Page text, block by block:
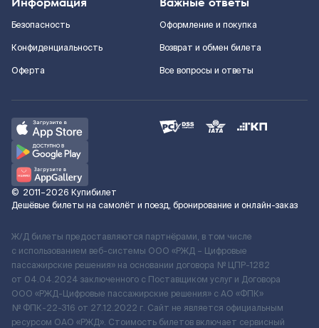
Безопасность
Конфиденциальность
Оферта
Оформление и покупка
Возврат и обмен билета
Все вопросы и ответы
© 2011–2026 Купибилет
Дешёвые билеты на самолёт и поезд, бронирование и онлайн-заказ
Ж/Д билеты предоставляются партнёрами, в том числе
с использованием веб-системы ООО «РЖД – Цифровые
пассажирские решения» на основании договора № ЦПР-1282
от 04.04.2024 заключенного с Поставщиком услуг и Договора
ООО «РЖД-Цифровые пассажирские решения» c АО «ФПК»
№ ФПК-22-316 от 27.12.2022 г. Сайт не является официальным
ресурсом ОАО «РЖД». Стоимость билетов включает сервисный